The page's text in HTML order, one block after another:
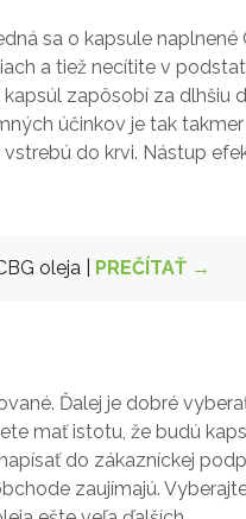
sa o kapsule naplnené
a tiež necítite v
zapôsobí za dlhšiu
účinkov je tak takmer
do krvi. Nástup
oleja | PREČÍTAŤ →
Ďalej je dobré
mať istotu, že budú
do zákazníckej
zaujímajú.